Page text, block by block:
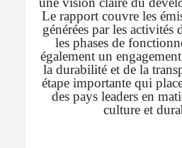
Le rapport couvre les
générées par les activités
les phases de
également un
la durabilité et de la
étape importante qui
des pays leaders en
culture et